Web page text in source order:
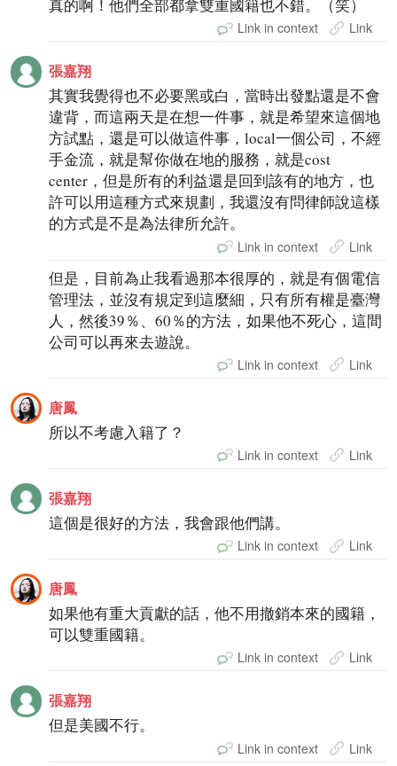
真的啊！他們全部都拿雙重國籍也不錯。（笑）
Link in context Link
張嘉翔
其實我覺得也不必要黑或白，當時出發點還是不會
違背，而這兩天是在想一件事，就是希望來這個地
方試點，還是可以做這件事，local一個公司，不經
手金流，就是幫你做在地的服務，就是cost
center，但是所有的利益還是回到該有的地方，也
許可以用這種方式來規劃，我還沒有問律師說這樣
的方式是不是為法律所允許。
Link in context Link
但是，目前為止我看過那本很厚的，就是有個電信
管理法，並沒有規定到這麼細，只有所有權是臺灣
人，然後39％、60％的方法，如果他不死心，這間
公司可以再來去遊說。
Link in context Link
唐鳳
所以不考慮入籍了？
Link in context Link
張嘉翔
這個是很好的方法，我會跟他們講。
Link in context Link
唐鳳
如果他有重大貢獻的話，他不用撤銷本來的國籍，
可以雙重國籍。
Link in context Link
張嘉翔
但是美國不行。
Link in context Link